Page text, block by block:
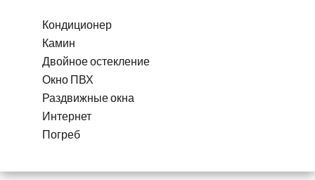
Кондиционер
Камин
Двойное остекление
Окно ПВХ
Раздвижные окна
Интернет
Погреб